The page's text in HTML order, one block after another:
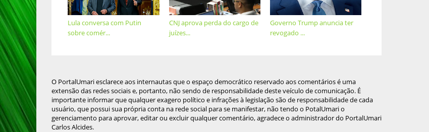
Governo Trump anuncia ter
revogado ...
CNJ aprova perda do cargo de
juízes...
Lula conversa com Putin
sobre comér...
O PortalUmari esclarece aos internautas que o espaço democrático reservado aos comentários é uma
extensão das redes sociais e, portanto, não sendo de responsabilidade deste veículo de comunicação. É
importante informar que qualquer exagero político e infrações à legislação são de responsabilidade de cada
usuário, que possui sua própria conta na rede social para se manifestar, não tendo o PotalUmari o
gerenciamento para aprovar, editar ou excluir qualquer comentário, agradece o administrador do PortalUmari
Carlos Alcides.